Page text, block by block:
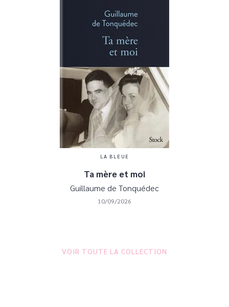
LA BLEUE
Ta mère et moi
Guillaume de Tonquédec
10/09/2026
VOIR TOUTE LA COLLECTION